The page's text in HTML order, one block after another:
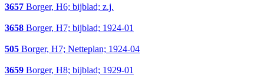
3657 Borger, H6; bijblad; z.j.
3658 Borger, H7; bijblad; 1924-01
505 Borger, H7; Netteplan; 1924-04
3659 Borger, H8; bijblad; 1929-01